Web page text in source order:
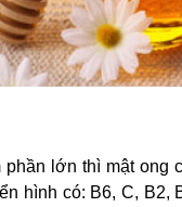
lớn thì mật ong
hình có: B6, C, B2,